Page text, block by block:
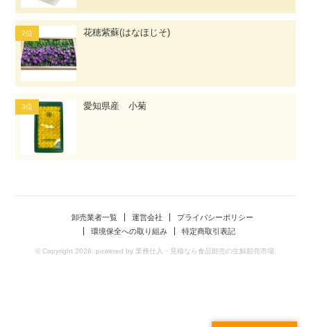
花穂紫蘇(はなほじそ)
愛知県産 小菊
卸売業者一覧 運営会社
プライバシーポリシー
環境保全への取り組み
特定商取引表記
© Copyright 2026. powered by 業務仕入・見積なら食品卸売の生鮮卸売市場.